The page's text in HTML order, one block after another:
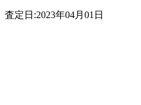
査定日:2023年04月01日